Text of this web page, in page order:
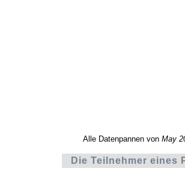
Alle Datenpannen von May
Die Teilnehmer eines